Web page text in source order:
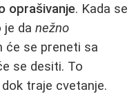
oprašivanje. Kada se
da nežno
će se preneti sa
se desiti. To
traje cvetanje.